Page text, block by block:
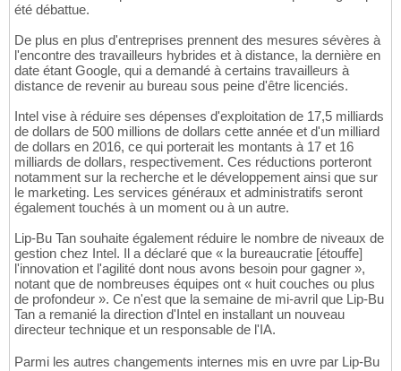
été débattue.
De plus en plus d'entreprises prennent des mesures sévères à
l'encontre des travailleurs hybrides et à distance, la dernière en
date étant Google, qui a demandé à certains travailleurs à
distance de revenir au bureau sous peine d'être licenciés.
Intel vise à réduire ses dépenses d'exploitation de 17,5 milliards
de dollars de 500 millions de dollars cette année et d'un milliard
de dollars en 2016, ce qui porterait les montants à 17 et 16
milliards de dollars, respectivement. Ces réductions porteront
notamment sur la recherche et le développement ainsi que sur
le marketing. Les services généraux et administratifs seront
également touchés à un moment ou à un autre.
Lip-Bu Tan souhaite également réduire le nombre de niveaux de
gestion chez Intel. Il a déclaré que « la bureaucratie [étouffe]
l'innovation et l'agilité dont nous avons besoin pour gagner »,
notant que de nombreuses équipes ont « huit couches ou plus
de profondeur ». Ce n'est que la semaine de mi-avril que Lip-Bu
Tan a remanié la direction d'Intel en installant un nouveau
directeur technique et un responsable de l'IA.
Parmi les autres changements internes mis en uvre par Lip-Bu